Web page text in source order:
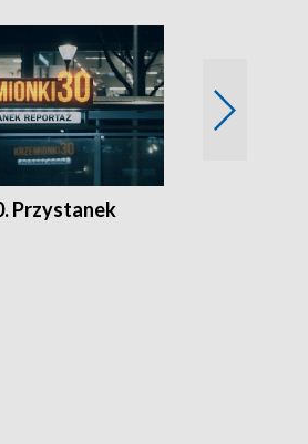
Przystanek